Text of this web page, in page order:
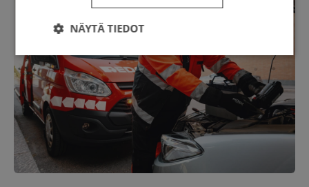
NÄYTÄ TIEDOT